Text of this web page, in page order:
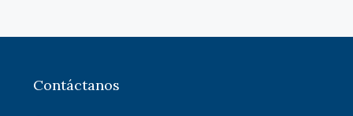
Contáctanos